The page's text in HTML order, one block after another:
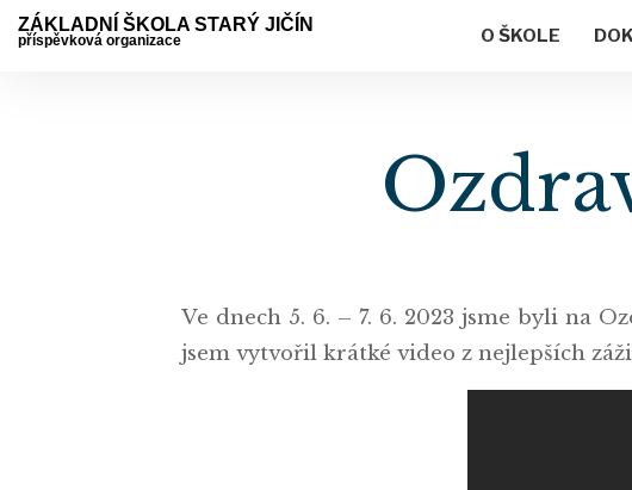
ZÁKLADNÍ ŠKOLA STARÝ JIČÍN
příspěvková organizace O ŠKOLE
Ve dnech 5. 6. – 7. 6. 2023 jsme byli na
jsem vytvořil krátké video z nejlepších